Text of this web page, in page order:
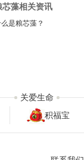
芯藻相关资讯
是粮芯藻？
积福宝
关爱生命